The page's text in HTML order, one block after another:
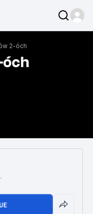
2-óch